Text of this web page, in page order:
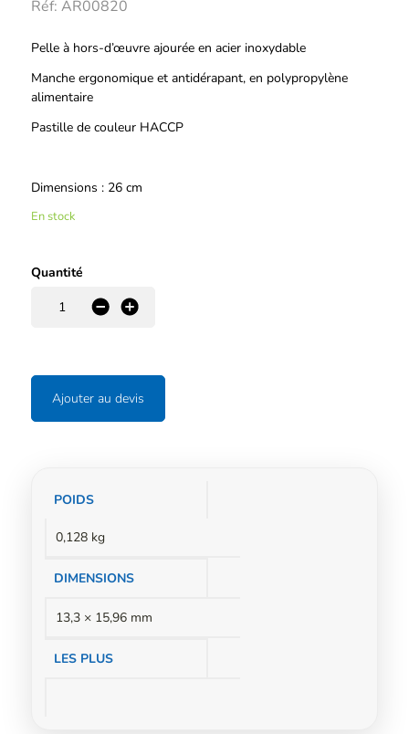
Réf: AR00820
Description
Pelle à hors-d’œuvre ajourée en acier inoxydable
Manche ergonomique et antidérapant, en polypropylène
alimentaire
Pastille de couleur HACCP
Dimensions : 26 cm
En stock
Quantité
+
-
Ajouter au devis
Informations
POIDS
0,128 kg
DIMENSIONS
13,3 × 15,96 mm
LES PLUS